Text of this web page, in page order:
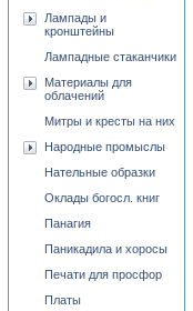
Лампады и
кронштейны
Лампадные стаканчики
Материалы для
облачений
Митры и кресты на них
Народные промыслы
Нательные образки
Оклады богосл. книг
Панагия
Паникадила и хоросы
Печати для просфор
Платы